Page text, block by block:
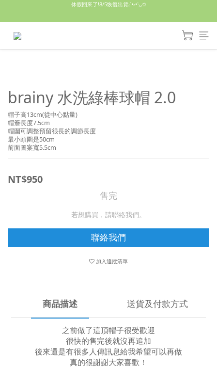
手機殼皆為預購需等7天左右喔!
brainy 水洗綠棒球帽 2.0
帽子高13cm(從中心點量)
帽簷長度7.5cm
帽圍可調整預留很長的調節長度
最小頭圍是50cm
前面圖案寬5.5cm
NT$950
售完
若想購買，請聯絡我們。
聯絡我們
加入追蹤清單
商品描述 送貨及付款方式
之前做了這頂帽子很受歡迎
很快的售完後就沒再追加
後來還是有很多人傳訊息給我希望可以再做
真的很謝謝大家喜歡！